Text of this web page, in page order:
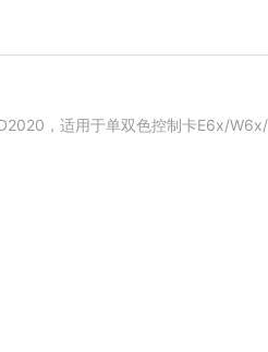
，适用于单双色控制卡E6x/